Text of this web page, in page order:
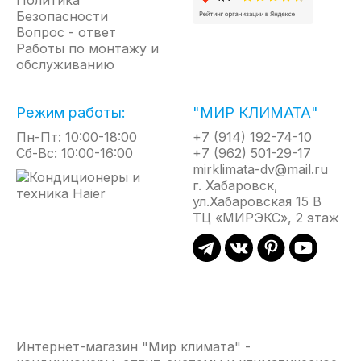
Кондиционеры Zanussi
Водонагреватели Thermex
Кондиционеры Axioma
Кондиционеры Ballu
Кондиционеры Casarte
Кондиционеры Daichi
Кондиционеры Daikin
Мойки воздуха
Безопасности
Вопрос - ответ
Работы по монтажу и
обслуживанию
Режим работы:
Пн-Пт: 10:00-18:00
Сб-Вс: 10:00-16:00
"МИР КЛИМАТА"
+7 (914) 192-74-10
+7 (962) 501-29-17
mirklimata-dv@mail.ru
г. Хабаровск,
ул.Хабаровская 15 В
ТЦ «МИРЭКС», 2 этаж
Интернет-магазин "Мир климата" -